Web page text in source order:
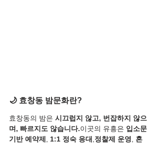
🌙 효창동 밤문화란?
효창동의 밤은 시끄럽지 않고, 번잡하지 않으
며, 빠르지도 않습니다.이곳의 유흥은 입소문
기반 예약제 , 1:1 정숙 응대 ,정찰제 운영, 혼